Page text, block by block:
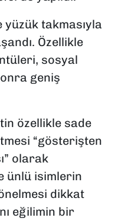
takmasıyla
Özellikle
sosyal
geniş
özellikle sade
“gösterişten
olarak
ünlü isimlerin
dikkat
eğilimin bir